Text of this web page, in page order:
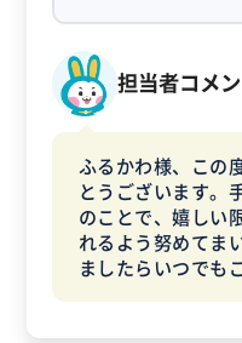
担当者コメ
ふるかわ様、この
とうございます。
のことで、嬉しい
れるよう努めてま
ましたらいつでも